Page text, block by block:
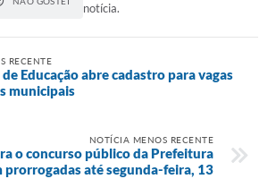
notícia.
RECENTE
Educação abre cadastro para vagas
municipais
NOTÍCIA MENOS RECENTE
o concurso público da Prefeitura
prorrogadas até segunda-feira, 13